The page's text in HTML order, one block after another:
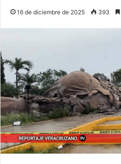
16 de diciembre de 2025 393